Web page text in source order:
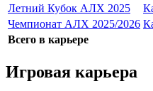
Летний Кубок АЛХ 2025
Чемпионат АЛХ 2025/2026
Всего в карьере
Игровая карьера